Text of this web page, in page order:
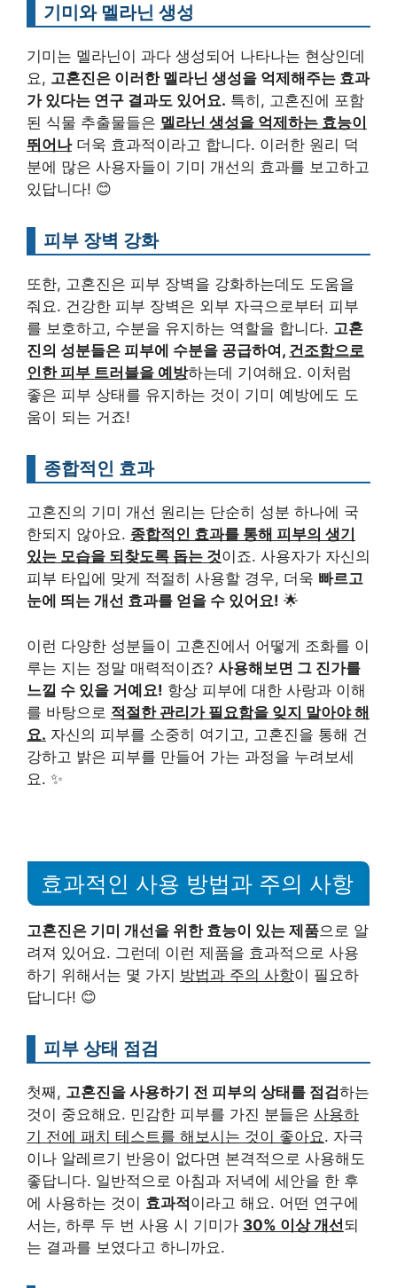
기미와 멜라닌 생성
기미는 멜라닌이 과다 생성되어 나타나는 현상인데
요, 고혼진은 이러한 멜라닌 생성을 억제해주는 효과
가 있다는 연구 결과도 있어요. 특히, 고혼진에 포함
된 식물 추출물들은 멜라닌 생성을 억제하는 효능이
뛰어나더욱 효과적이라고 합니다. 이러한 원리 덕
분에 많은 사용자들이 기미 개선의 효과를 보고하고
있답니다! 😊
피부 장벽 강화
또한, 고혼진은 피부 장벽을 강화하는데도 도움을
줘요. 건강한 피부 장벽은 외부 자극으로부터 피부
를 보호하고, 수분을 유지하는 역할을 합니다. 고혼
진의 성분들은 피부에 수분을 공급하여, 건조함으로
인한 피부 트러블을 예방하는데 기여해요. 이처럼
좋은 피부 상태를 유지하는 것이 기미 예방에도 도
움이 되는 거죠!
종합적인 효과
고혼진의 기미 개선 원리는 단순히 성분 하나에 국
한되지 않아요. 종합적인 효과를 통해 피부의 생기
있는 모습을 되찾도록 돕는 것이죠. 사용자가 자신의
피부 타입에 맞게 적절히 사용할 경우, 더욱 빠르고
눈에 띄는 개선 효과를 얻을 수 있어요! 🌟
이런 다양한 성분들이 고혼진에서 어떻게 조화를 이
루는 지는 정말 매력적이죠? 사용해보면 그 진가를
느낄 수 있을 거예요! 항상 피부에 대한 사랑과 이해
를 바탕으로 적절한 관리가 필요함을 잊지 말아야 해
요. 자신의 피부를 소중히 여기고, 고혼진을 통해 건
강하고 밝은 피부를 만들어 가는 과정을 누려보세
요. ✨
효과적인 사용 방법과 주의 사항
고혼진은 기미 개선을 위한 효능이 있는 제품으로 알
려져 있어요. 그런데 이런 제품을 효과적으로 사용
하기 위해서는 몇 가지 방법과 주의 사항이 필요하
답니다! 😊
피부 상태 점검
첫째, 고혼진을 사용하기 전 피부의 상태를 점검하는
것이 중요해요. 민감한 피부를 가진 분들은 사용하
기 전에 패치 테스트를 해보시는 것이 좋아요. 자극
이나 알레르기 반응이 없다면 본격적으로 사용해도
좋답니다. 일반적으로 아침과 저녁에 세안을 한 후
에 사용하는 것이 효과적이라고 해요. 어떤 연구에
서는, 하루 두 번 사용 시 기미가 30% 이상 개선되
는 결과를 보였다고 하니까요.